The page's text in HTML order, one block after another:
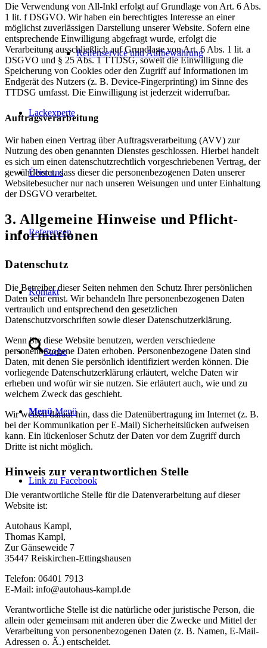
Reifenservice und Aufbewahrung
Lackexperte
Über uns
Referenzen
Kontakt
Suche
Menü Menü
Link zu Facebook
Die Verwendung von All-Inkl erfolgt auf Grundlage von Art. 6 Abs.
1 lit. f DSGVO. Wir haben ein berechtigtes Interesse an einer
möglichst zuverlässigen Darstellung unserer Website. Sofern eine
entsprechende Einwilligung abgefragt wurde, erfolgt die
Verarbeitung ausschließlich auf Grundlage von Art. 6 Abs. 1 lit. a
DSGVO und § 25 Abs. 1 TTDSG, soweit die Einwilligung die
Speicherung von Cookies oder den Zugriff auf Informationen im
Endgerät des Nutzers (z. B. Device-Fingerprinting) im Sinne des
TTDSG umfasst. Die Einwilligung ist jederzeit widerrufbar.
Auftragsverarbeitung
Wir haben einen Vertrag über Auftragsverarbeitung (AVV) zur
Nutzung des oben genannten Dienstes geschlossen. Hierbei handelt
es sich um einen datenschutzrechtlich vorgeschriebenen Vertrag, der
gewährleistet, dass dieser die personenbezogenen Daten unserer
Websitebesucher nur nach unseren Weisungen und unter Einhaltung
der DSGVO verarbeitet.
3. Allgemeine Hinweise und Pflicht­
informationen
Datenschutz
Die Betreiber dieser Seiten nehmen den Schutz Ihrer persönlichen
Daten sehr ernst. Wir behandeln Ihre personenbezogenen Daten
vertraulich und entsprechend den gesetzlichen
Datenschutzvorschriften sowie dieser Datenschutzerklärung.
Wenn Sie diese Website benutzen, werden verschiedene
personenbezogene Daten erhoben. Personenbezogene Daten sind
Daten, mit denen Sie persönlich identifiziert werden können. Die
vorliegende Datenschutzerklärung erläutert, welche Daten wir
erheben und wofür wir sie nutzen. Sie erläutert auch, wie und zu
welchem Zweck das geschieht.
Wir weisen darauf hin, dass die Datenübertragung im Internet (z. B.
bei der Kommunikation per E-Mail) Sicherheitslücken aufweisen
kann. Ein lückenloser Schutz der Daten vor dem Zugriff durch
Dritte ist nicht möglich.
Hinweis zur verantwortlichen Stelle
Die verantwortliche Stelle für die Datenverarbeitung auf dieser
Website ist:
Autohaus Kampl,
Thomas Kampl,
Zur Gänseweide 7
35447 Reiskirchen-Ettingshausen
Telefon: 06401 7913
E-Mail: info@autohaus-kampl.de
Verantwortliche Stelle ist die natürliche oder juristische Person, die
allein oder gemeinsam mit anderen über die Zwecke und Mittel der
Verarbeitung von personenbezogenen Daten (z. B. Namen, E-Mail-
Adressen o. Ä.) entscheidet.